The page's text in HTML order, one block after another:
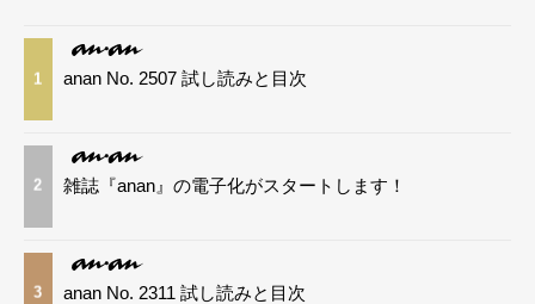
1 anan No. 2507 試し読みと目次
2 雑誌『anan』の電子化がスタートします！
3 anan No. 2311 試し読みと目次